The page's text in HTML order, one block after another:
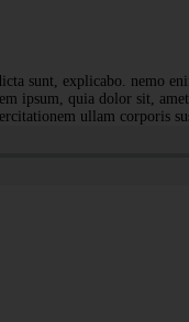
sunt, explicabo. nemo
ipsum, quia dolor sit,
ullam corporis